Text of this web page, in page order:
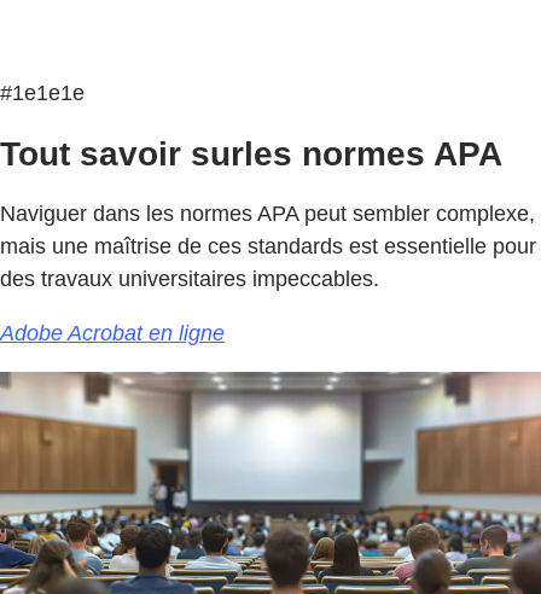
#1e1e1e
Tout savoir surles normes APA
Naviguer dans les normes APA peut sembler complexe,
mais une maîtrise de ces standards est essentielle pour
des travaux universitaires impeccables.
Adobe Acrobat en ligne